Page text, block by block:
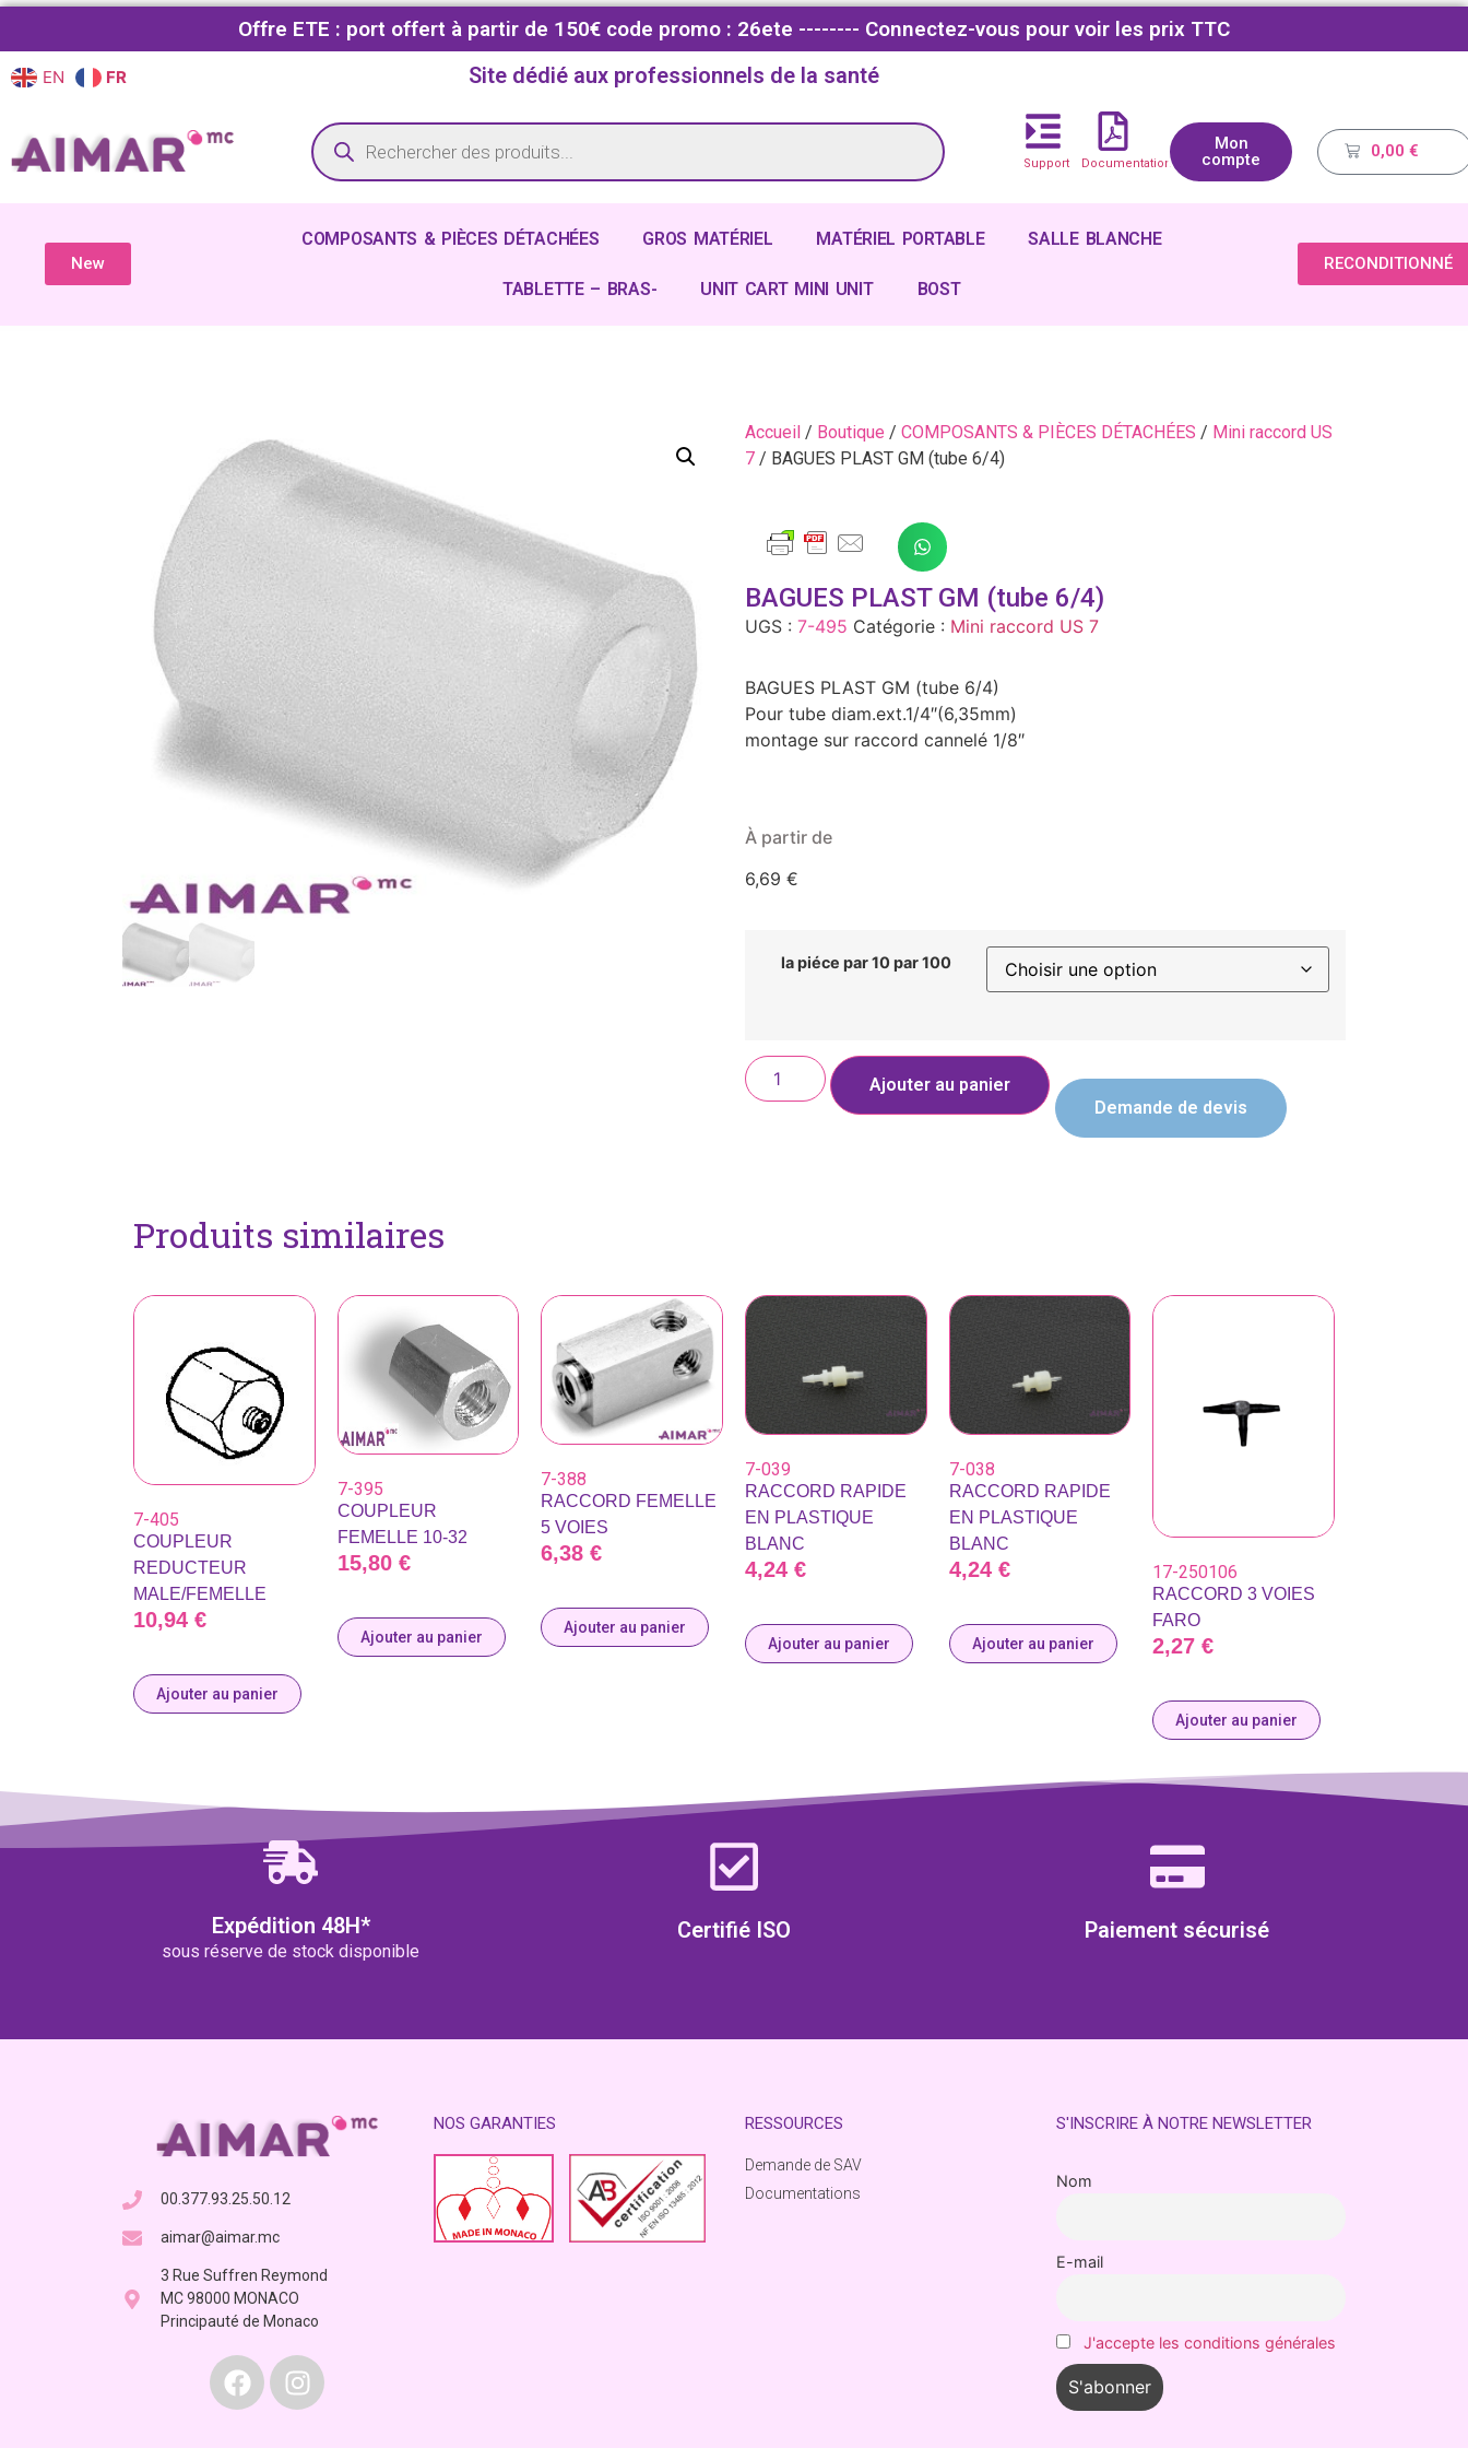
Offre ETE : port offert à partir de 150€ code promo : 26ete -------- Connectez-vous pour voir les prix TTC
EN FR Site dédié aux professionnels de la santé
Support Documentations
Mon
compte
0,00 €
New
COMPOSANTS & PIÈCES DÉTACHÉES GROS MATÉRIEL MATÉRIEL PORTABLE SALLE BLANCHE
TABLETTE – BRAS- UNIT CART MINI UNIT BOST
RECONDITIONNÉ
Accueil / Boutique / COMPOSANTS & PIÈCES DÉTACHÉES / Mini raccord US
7 / BAGUES PLAST GM (tube 6/4)
BAGUES PLAST GM (tube 6/4)
UGS : 7-495 Catégorie : Mini raccord US 7
BAGUES PLAST GM (tube 6/4)
Pour tube diam.ext.1/4″(6,35mm)
montage sur raccord cannelé 1/8″
À partir de
6,69 €
la piéce par 10 par 100
Ajouter au panier
Demande de devis
Produits similaires
7-405
COUPLEUR
REDUCTEUR
MALE/FEMELLE
10,94 €
Ajouter au panier
7-395
COUPLEUR
FEMELLE 10-32
15,80 €
Ajouter au panier
7-388
RACCORD FEMELLE
5 VOIES
6,38€
Ajouter au panier
7-039
RACCORD RAPIDE
EN PLASTIQUE
BLANC
4,24 €
Ajouter au panier
7-038
RACCORD RAPIDE
EN PLASTIQUE
BLANC
4,24 €
Ajouter au panier
17-250106
RACCORD 3 VOIES
FARO
2,27€
Ajouter au panier
Expédition 48H*
sous réserve de stock disponible
Certifié ISO Paiement sécurisé
00.377.93.25.50.12
aimar@aimar.mc
3 Rue Suffren Reymond
MC 98000 MONACO
Principauté de Monaco
NOS GARANTIES RESSOURCES
Demande de SAV
Documentations
S'INSCRIRE À NOTRE NEWSLETTER
Nom
E-mail
J'accepte les conditions générales